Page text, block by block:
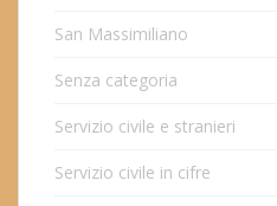
San Massimiliano
Senza categoria
Servizio civile e stranieri
Servizio civile in cifre